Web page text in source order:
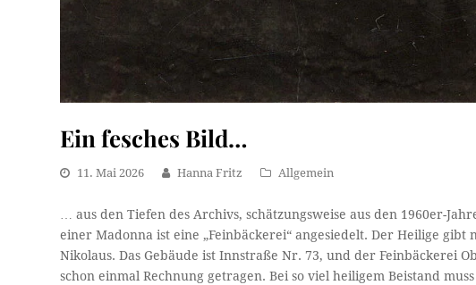
Ein fesches Bild…
11. Mai 2026 Hanna Fritz Allgemein
… aus den Tiefen des Archivs, schätzungsweise aus den 1960er-
einer Madonna ist eine „Feinbäckerei“ angesiedelt. Der Heilige
Nikolaus. Das Gebäude ist Innstraße Nr. 73, und der Feinbäckerei
schon einmal Rechnung getragen. Bei so viel heiligem Beistand